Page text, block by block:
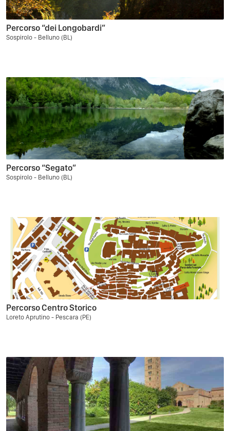
Percorso “dei Longobardi”
Sospirolo - Belluno (BL)
Percorso “Segato”
Sospirolo - Belluno (BL)
Percorso Centro Storico
Loreto Aprutino - Pescara (PE)